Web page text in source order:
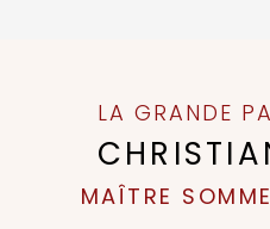
LA GRANDE
MAÎTRE